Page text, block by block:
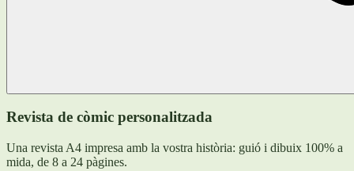
Revista de còmic personalitzada
Una revista A4 impresa amb la vostra història: guió i dibuix 100% a
mida, de 8 a 24 pàgines.